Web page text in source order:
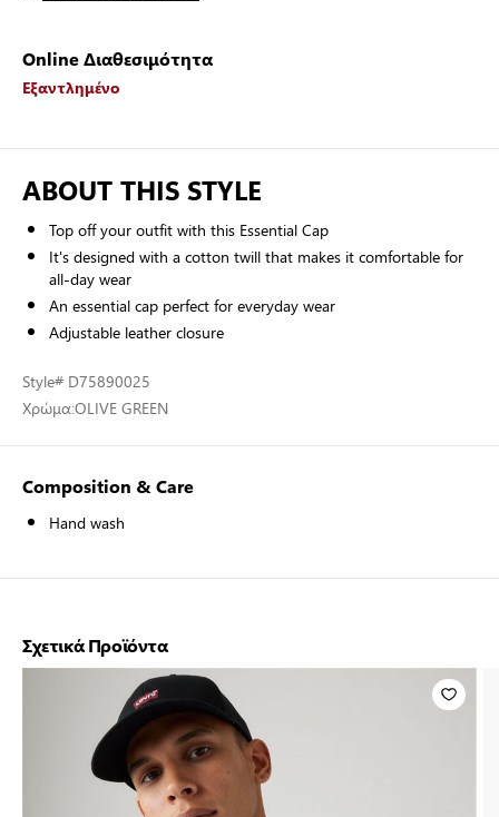
Online Διαθεσιμότητα
Εξαντλημένο
ABOUT THIS STYLE
Top off your outfit with this Essential Cap
It's designed with a cotton twill that makes it comfortable for
all-day wear
An essential cap perfect for everyday wear
Adjustable leather closure
Style# D75890025
Χρώμα:OLIVE GREEN
Composition & Care
Hand wash
Σχετικά Προϊόντα